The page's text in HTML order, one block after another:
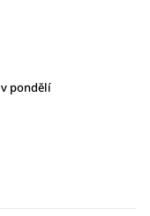
v pondělí